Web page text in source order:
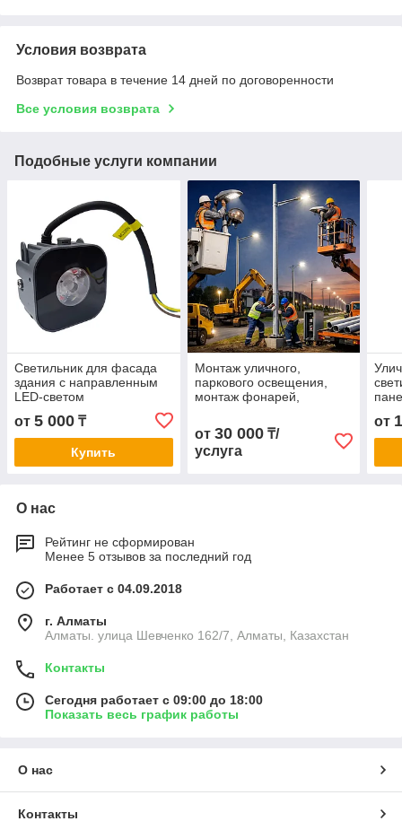
Условия возврата
Возврат товара в течение 14 дней по договоренности
Все условия возврата
Подобные услуги компании
Светильник для фасада
здания с направленным
LED-светом
от 5 000 ₸
Купить
Монтаж уличного,
паркового освещения,
монтаж фонарей,
монтаж опор уличного
освещения
от 30 000₸/
услуга
от
О нас
Рейтинг не сформирован
Менее 5 отзывов за последний год
Работает с 04.09.2018
г. Алматы
Алматы. улица Шевченко 162/7, Алматы, Казахстан
Контакты
Сегодня работает с 09:00 до 18:00
Показать весь график работы
О нас
Контакты